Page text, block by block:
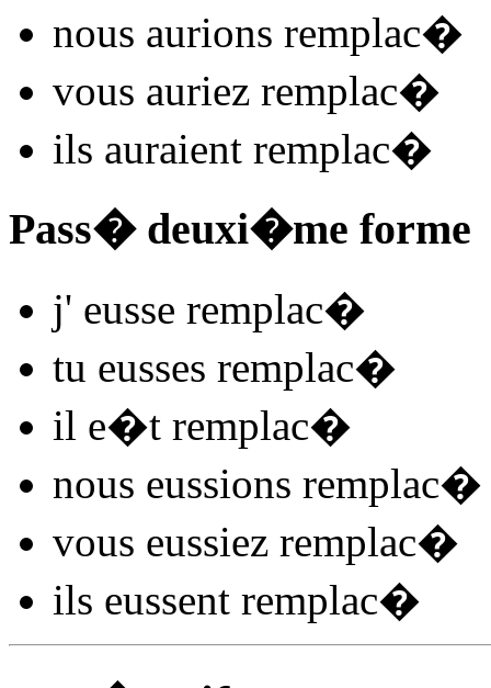
nous aurions remplac�
vous auriez remplac�
ils auraient remplac�
Pass� deuxi�me forme
j' eusse remplac�
tu eusses remplac�
il e�t remplac�
nous eussions remplac�
vous eussiez remplac�
ils eussent remplac�